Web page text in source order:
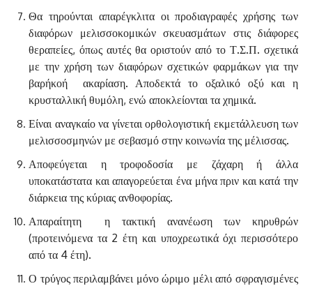
Θα τηρούνται απαρέγκλιτα οι προδιαγραφές χρήσης των
διαφόρων μελισσοκομικών σκευασμάτων στις διάφορες
θεραπείες, όπως αυτές θα οριστούν από το Τ.Σ.Π. σχετικά
με την χρήση των διαφόρων σχετικών φαρμάκων για την
βαρήκοή ακαρίαση. Αποδεκτά το οξαλικό οξύ και η
κρυσταλλική θυμόλη, ενώ αποκλείονται τα χημικά.
Είναι αναγκαίο να γίνεται ορθολογιστική εκμετάλλευση των
μελισσοσμηνών με σεβασμό στην κοινωνία της μέλισσας.
Αποφεύγεται η τροφοδοσία με ζάχαρη ή άλλα
υποκατάστατα και απαγορεύεται ένα μήνα πριν και κατά την
διάρκεια της κύριας ανθοφορίας.
Απαραίτητη η τακτική ανανέωση των κηρυθρών
(προτεινόμενα τα 2 έτη και υποχρεωτικά όχι περισσότερο
από τα 4 έτη).
Ο τρύγος περιλαμβάνει μόνο ώριμο μέλι από σφραγισμένες